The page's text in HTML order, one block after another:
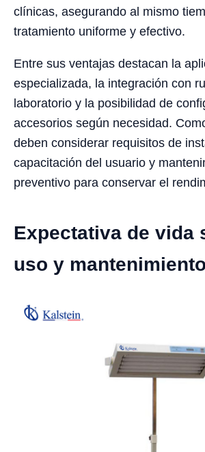
clínicas, asegurando al mismo
tratamiento uniforme y efectivo.
Entre sus ventajas destacan la
especializada, la integración con
laboratorio y la posibilidad de
accesorios según necesidad.
deben considerar requisitos de
capacitación del usuario y
preventivo para conservar el
Expectativa de vida
uso y mantenimiento